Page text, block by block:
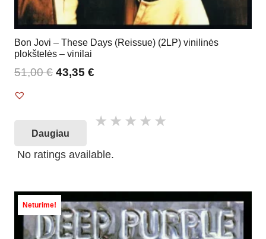
Bon Jovi – These Days (Reissue) (2LP) vinilinės
plokštelės – vinilai
51,00€ 43,35 €
Daugiau
No ratings available.
Neturime!